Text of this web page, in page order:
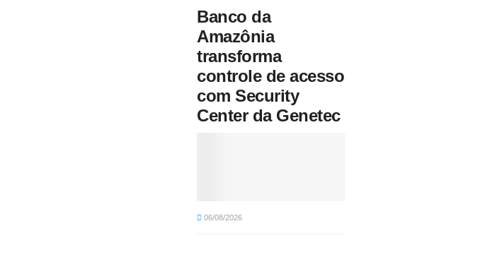
Banco da
Amazônia
transforma
controle de acesso
com Security
Center da Genetec
06/08/2026